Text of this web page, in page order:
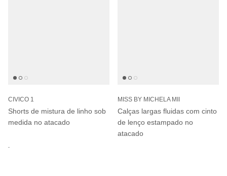
CIVICO 1
Shorts de mistura de linho sob
medida no atacado
MISS BY MICHELA MII
Calças largas fluidas com cinto
de lenço estampado no
atacado